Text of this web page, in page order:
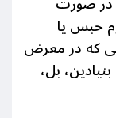
حبس یا
که در معرض
بل،